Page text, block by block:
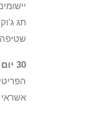
תג
30 יום מדיניות החזר והחזר כספי